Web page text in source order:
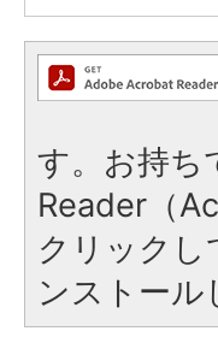
す。お持ち
Reader（
クリック
ンストール